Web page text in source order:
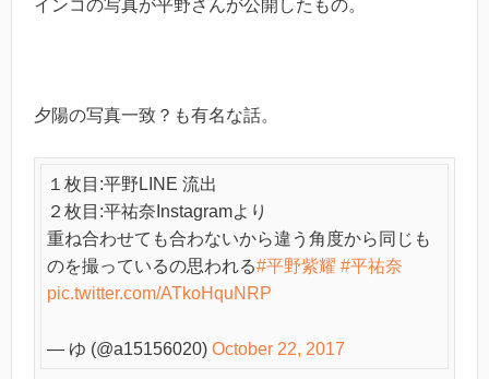
インコの写真が平野さんが公開したもの。
夕陽の写真一致？も有名な話。
１枚目:平野LINE 流出
２枚目:平祐奈Instagramより
重ね合わせても合わないから違う角度から同じも
のを撮っているの思われる#平野紫耀 #平祐奈
pic.twitter.com/ATkoHquNRP
— ゆ (@a15156020) October 22, 2017